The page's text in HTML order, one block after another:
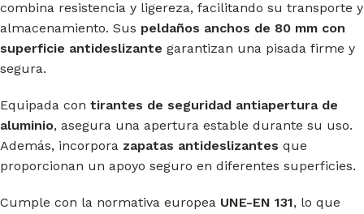
combina resistencia y ligereza, facilitando su transporte y
almacenamiento. Sus peldaños anchos de 80 mm con
superficie antideslizante garantizan una pisada firme y
segura.
Equipada con tirantes de seguridad antiapertura de
aluminio, asegura una apertura estable durante su uso.
Además, incorpora zapatas antideslizantes que
proporcionan un apoyo seguro en diferentes superficies.
Cumple con la normativa europea UNE-EN 131, lo que